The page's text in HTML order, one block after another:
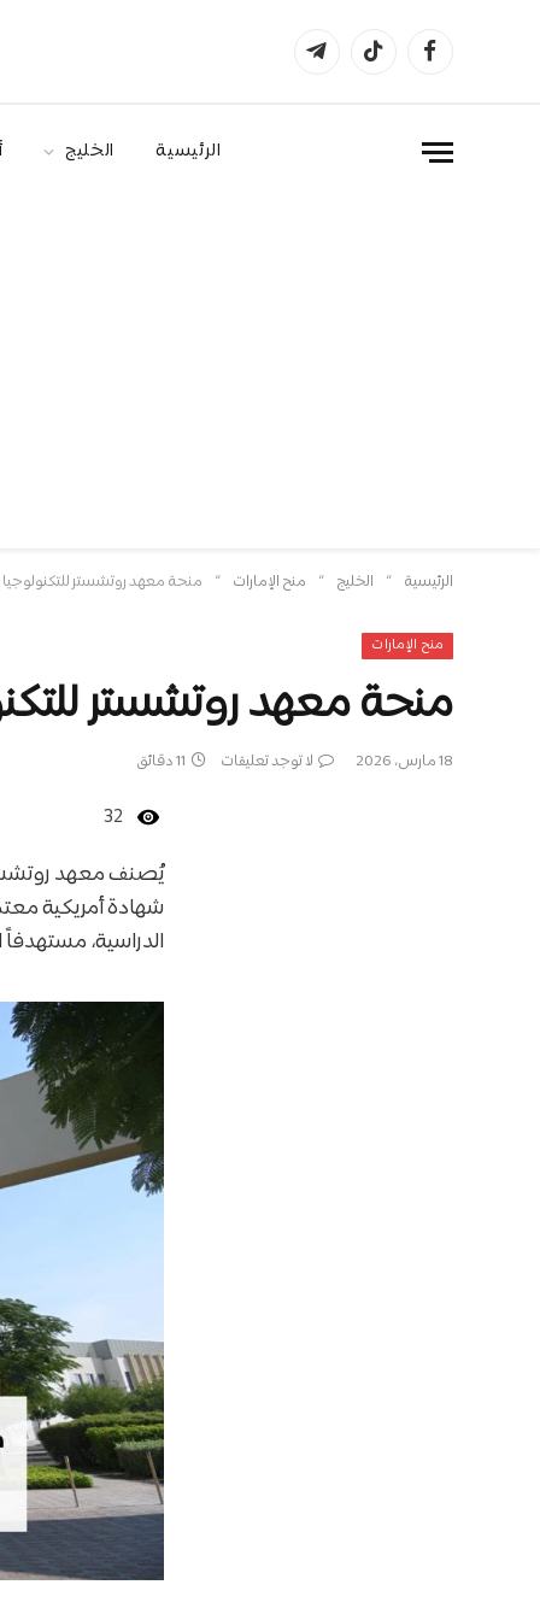
فيسبوكتيكتوكتيلقرام
الرئيسية الخليج
الرئيسية » الخليج » منح الإمارات » منحة معهد روتشستر للتكنولوجيا دبي 2026/2027 | تمويل يتراوح بين
منح الإمارات
منحة معهد روتشستر للتكنولوجيا دبي 2026/2027 |
18 مارس، 2026 لا توجد تعليقات 11 دقائق
32
يُصنف معهد
شهادة أمريكية
الدراسية،